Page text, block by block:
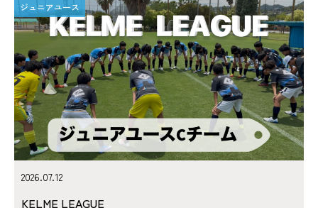
ジュニアユース
2026.07.12
KELME LEAGUE